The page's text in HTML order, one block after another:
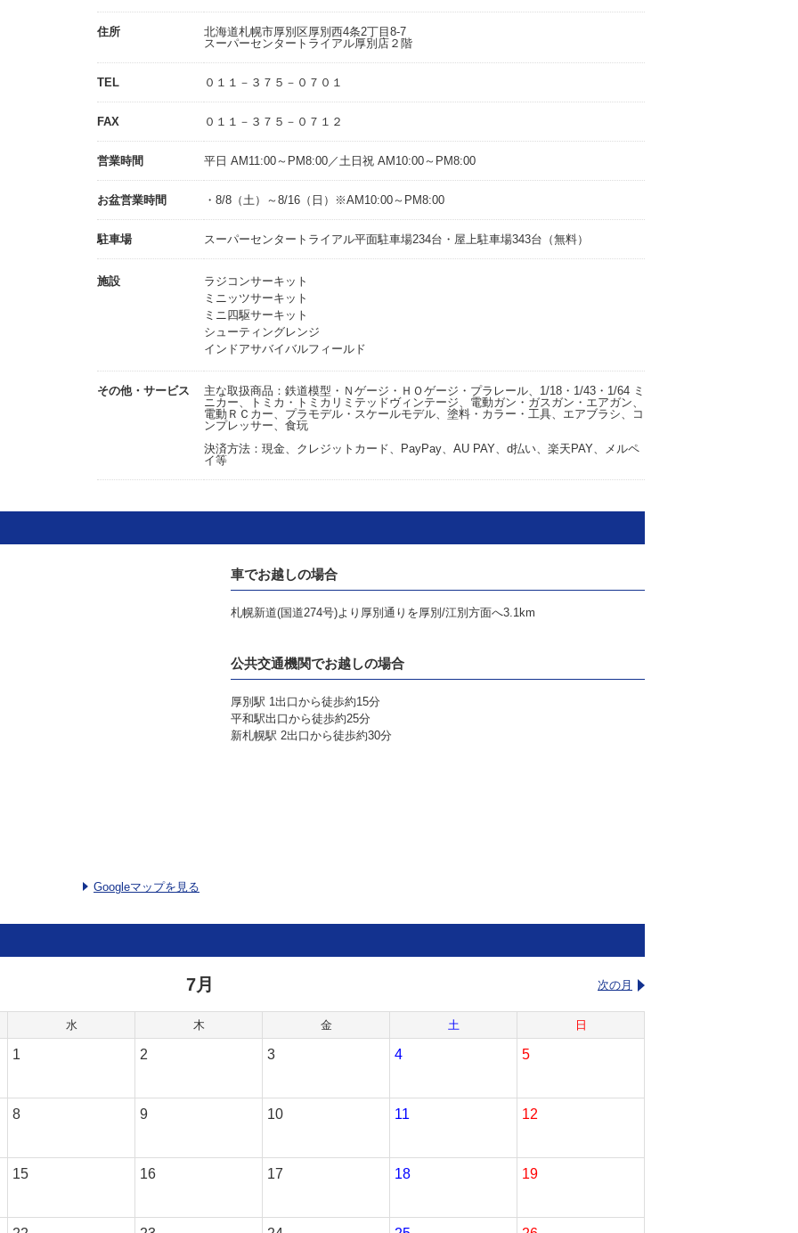
住所
北海道札幌市厚別区厚別西4条2丁目8-7
スーパーセンタートライアル厚別店２階
TEL ０１１－３７５－０７０１
FAX ０１１－３７５－０７１２
営業時間 平日 AM11:00～PM8:00／土日祝 AM10:00～PM8:00
お盆営業時間 ・8/8（土）～8/16（日）※AM10:00～PM8:00
駐車場 スーパーセンタートライアル平面駐車場234台・屋上駐車場343台（無料）
施設
ラジコンサーキット
ミニッツサーキット
ミニ四駆サーキット
シューティングレンジ
インドアサバイバルフィールド
その他・サービス
主な取扱商品：鉄道模型・Ｎゲージ・ＨＯゲージ・プラレール、1/18・1/43・1/64 ミ
ニカー、トミカ・トミカリミテッドヴィンテージ、電動ガン・ガスガン・エアガン、
電動ＲＣカー、プラモデル・スケールモデル、塗料・カラー・工具、エアブラシ、コ
ンプレッサー、食玩
決済方法：現金、クレジットカード、PayPay、AU PAY、d払い、楽天PAY、メルペ
イ等
Googleマップを見る
車でお越しの場合
札幌新道(国道274号)より厚別通りを厚別/江別方面へ3.1km
公共交通機関でお越しの場合
厚別駅 1出口から徒歩約15分
平和駅出口から徒歩約25分
新札幌駅 2出口から徒歩約30分
7月 次の月
水 木 金 土 日
1 2 3 4 5
8 9 10 11 12
15 16 17 18 19